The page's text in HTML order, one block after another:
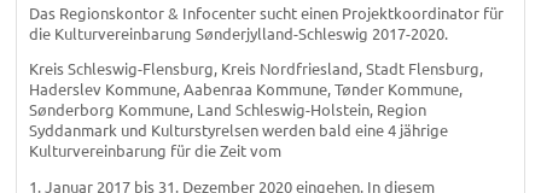
Das Regionskontor & Infocenter sucht einen Projektkoordinator für
die Kulturvereinbarung Sønderjylland-Schleswig 2017-2020.
Kreis Schleswig-Flensburg, Kreis Nordfriesland, Stadt Flensburg,
Haderslev Kommune, Aabenraa Kommune, Tønder Kommune,
Sønderborg Kommune, Land Schleswig-Holstein, Region
Syddanmark und Kulturstyrelsen werden bald eine 4 jährige
Kulturvereinbarung für die Zeit vom
1. Januar 2017 bis 31. Dezember 2020 eingehen. In diesem